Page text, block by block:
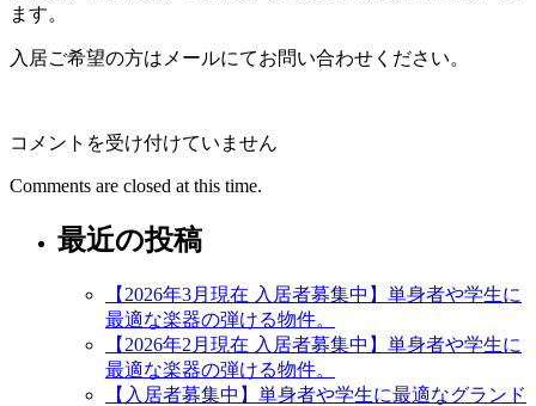
ます。
入居ご希望の方はメールにてお問い合わせください。
ル
チ
コメントを受け付けていません
Comments are closed at this time.
最近の投稿
【2026年3月現在 入居者募集中】単身者や学生に
最適な楽器の弾ける物件。
【2026年2月現在 入居者募集中】単身者や学生に
最適な楽器の弾ける物件。
【入居者募集中】単身者や学生に最適なグランド